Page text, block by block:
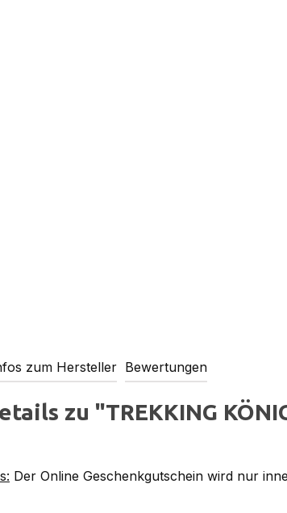
zum Hersteller Bewertungen
zu "TREKKING
Der Online Geschenkgutschein wird nur